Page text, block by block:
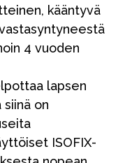
kääntyvä
4 vuoden
lapsen
siinä on
ISOFIX-